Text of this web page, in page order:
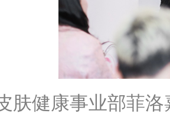
肤健康事业部菲